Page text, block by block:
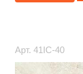
Арт. 41IC-40